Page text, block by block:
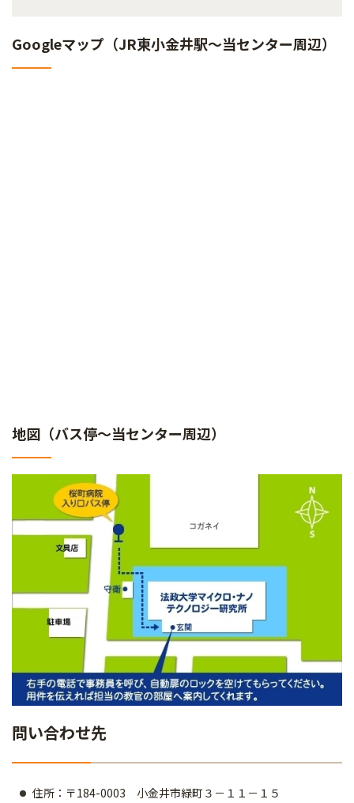
Googleマップ（JR東小金井駅～当センター周辺）
地図（バス停～当センター周辺）
問い合わせ先
住所：〒184-0003 小金井市緑町３－１１－１５